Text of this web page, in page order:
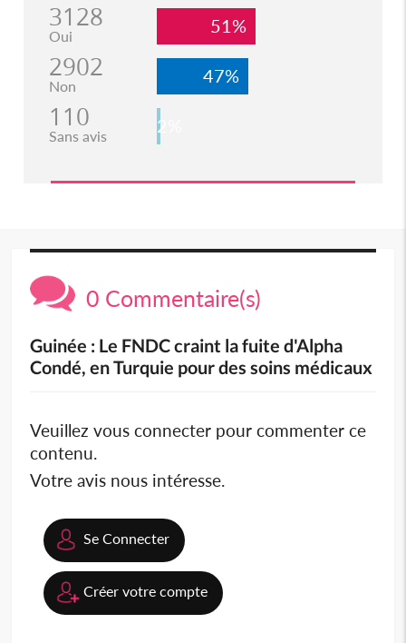
3128
Oui 51%
2902
Non 47%
110
Sans avis 2%
0 Commentaire(s)
Guinée : Le FNDC craint la fuite d'Alpha
Condé, en Turquie pour des soins médicaux
Veuillez vous connecter pour commenter ce
contenu.
Votre avis nous intéresse.
Se Connecter
Créer votre compte